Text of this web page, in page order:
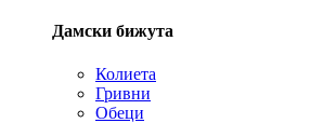
Дамски бижута
Колиета
Гривни
Обеци